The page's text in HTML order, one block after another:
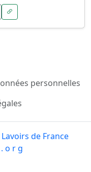
personnelles
de France
o r g